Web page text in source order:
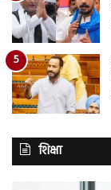
शिक्षा